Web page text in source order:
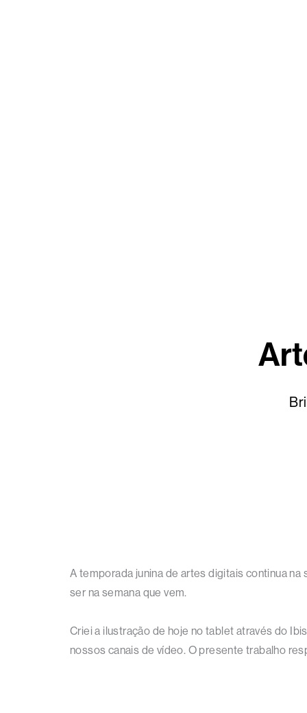
A temporada junina de artes digitais continua na
ser na semana que vem.
Criei a ilustração de hoje no tablet através do
nossos canais de vídeo. O presente trabalho